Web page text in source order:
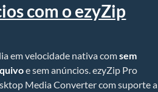
com o ezyZip
em velocidade nativa comsem
e sem anúncios. ezyZip Pro
Media Converter com suporte a